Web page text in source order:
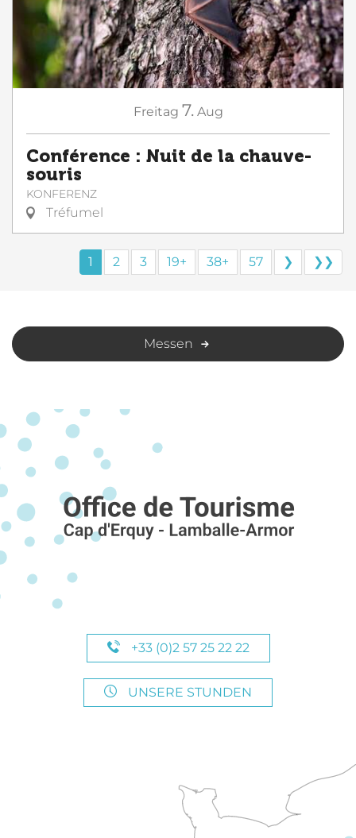
Freitag 7. Aug
Conférence : Nuit de la chauve-
souris
KONFERENZ
Tréfumel
1 2 3 19+ 38+ 57 ❯ ❯❯
Messen
+33 (0)2 57 25 22 22
UNSERE STUNDEN